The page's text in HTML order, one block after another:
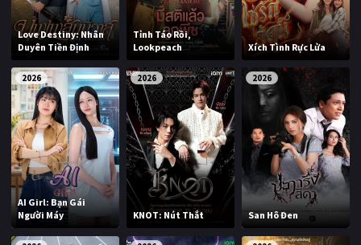
Love Destiny: Nhân
Duyên Tiền Định
Tỉnh Táo Rồi,
Lookpeach
Xích Tình Rực Lửa
2026
AI Girl: Bạn Gái
Người Máy
2026
KNOT: Nút Thắt
2026
San Hô Đen